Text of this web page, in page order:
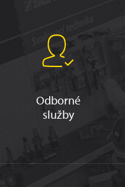
Odborné
služby